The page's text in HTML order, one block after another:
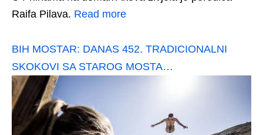
Raifa Pilava. Read more
BIH MOSTAR: DANAS 452. TRADICIONALNI
SKOKOVI SA STAROG MOSTA…